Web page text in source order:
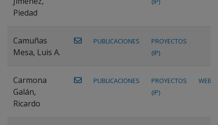
Piedad
Camuñas
Mesa, Luis A.
PUBLICACIONES
PROYECTOS
(IP)
Carmona
Galán,
Ricardo
PUBLICACIONES
PROYECTOS
(IP)
WEB